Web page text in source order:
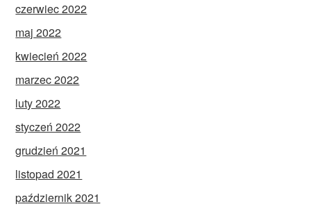
czerwiec 2022
maj 2022
kwiecień 2022
marzec 2022
luty 2022
styczeń 2022
grudzień 2021
listopad 2021
październik 2021